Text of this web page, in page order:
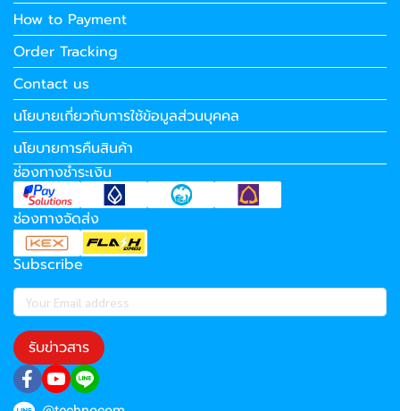
How to Payment
Order Tracking
Contact us
นโยบายเกี่ยวกับการใช้ข้อมูลส่วนบุคคล
นโยบายการคืนสินค้า
ช่องทางชำระเงิน
ช่องทางจัดส่ง
Subscribe
รับข่าวสาร